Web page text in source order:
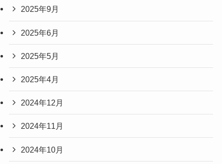
2025年9月
2025年6月
2025年5月
2025年4月
2024年12月
2024年11月
2024年10月